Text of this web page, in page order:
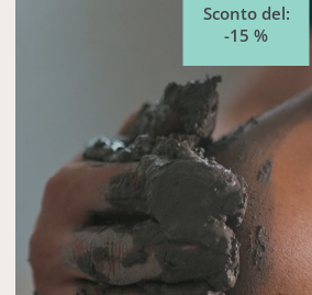
Sconto del:
-15 %